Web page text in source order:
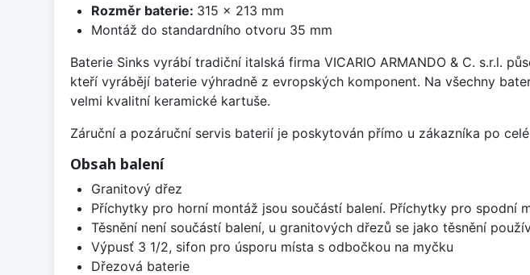
Rozměr baterie: 315 x 213 mm
Montáž do standardního otvoru 35 mm
Baterie Sinks vyrábí tradiční italská firma VICARIO ARMANDO & C. s.r.l.
kteří vyrábějí baterie výhradně z evropských komponent. Na všechny
velmi kvalitní keramické kartuše.
Záruční a pozáruční servis baterií je poskytován přímo u zákazníka po
Obsah balení
Granitový dřez
Příchytky pro horní montáž jsou součástí balení. Příchytky pro spodní
Těsnění není součástí balení, u granitových dřezů se jako těsnění
Výpusť 3 1/2, sifon pro úsporu místa s odbočkou na myčku
Dřezová baterie